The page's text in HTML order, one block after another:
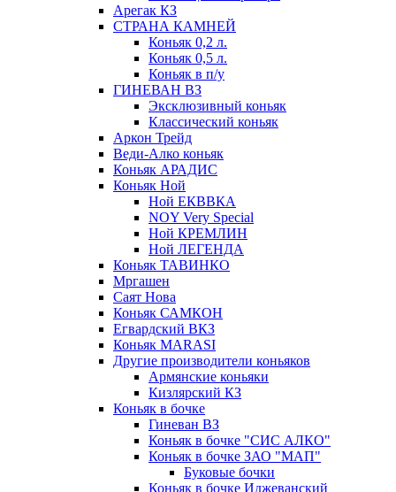
Арегак КЗ
СТРАНА КАМНЕЙ
Коньяк 0,2 л.
Коньяк 0,5 л.
Коньяк в п/у
ГИНЕВАН ВЗ
Эксклюзивный коньяк
Классический коньяк
Аркон Трейд
Веди-Алко коньяк
Коньяк АРАДИС
Коньяк Ной
Ной ЕКВВКА
NOY Very Special
Ной КРЕМЛИН
Ной ЛЕГЕНДА
Коньяк ТАВИНКО
Мргашен
Саят Нова
Коньяк САМКОН
Егвардский ВКЗ
Коньяк MARASI
Другие производители коньяков
Армянские коньяки
Кизлярский КЗ
Коньяк в бочке
Гиневан ВЗ
Коньяк в бочке "СИС АЛКО"
Коньяк в бочке ЗАО "МАП"
Буковые бочки
Коньяк в бочке Иджеванский